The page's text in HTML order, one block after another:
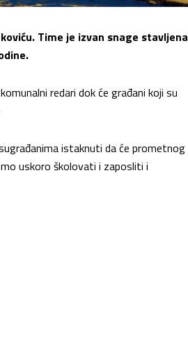
Time je izvan snage stavljena
redari dok će građani koji su
istaknuti da će prometnog
uskoro školovati i zaposliti i